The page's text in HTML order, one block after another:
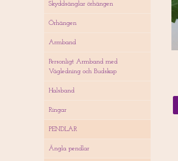
Skyddsänglar örhängen
Örhängen
Armband
Personligt Armband med
Vägledning och Budskap
Halsband
Ringar
PENDLAR
Ängla pendlar